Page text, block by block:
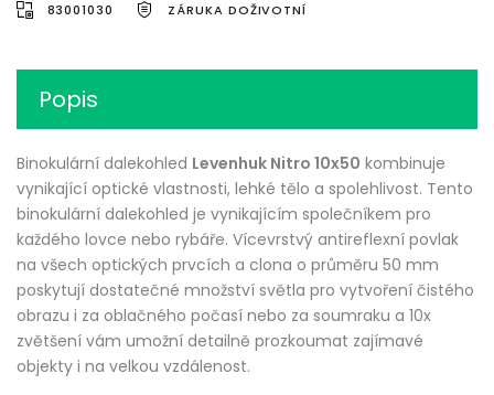
83001030 ZÁRUKA DOŽIVOTNÍ
Popis
Binokulární dalekohled Levenhuk Nitro 10x50 kombinuje
vynikající optické vlastnosti, lehké tělo a spolehlivost. Tento
binokulární dalekohled je vynikajícím společníkem pro
každého lovce nebo rybáře. Vícevrstvý antireflexní povlak
na všech optických prvcích a clona o průměru 50 mm
poskytují dostatečné množství světla pro vytvoření čistého
obrazu i za oblačného počasí nebo za soumraku a 10x
zvětšení vám umožní detailně prozkoumat zajímavé
objekty i na velkou vzdálenost.